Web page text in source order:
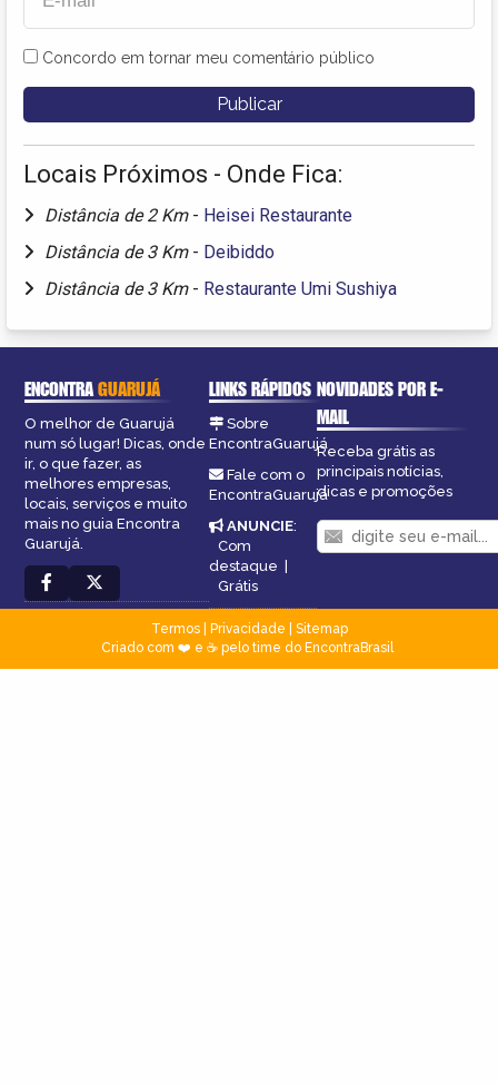
Concordo em tornar meu comentário público
Locais Próximos - Onde Fica:
Distância de 2 Km - Heisei Restaurante
Distância de 3 Km - Deibiddo
Distância de 3 Km - Restaurante Umi Sushiya
ENCONTRAGUARUJÁ
O melhor de Guarujá
num só lugar! Dicas, onde
ir, o que fazer, as
melhores empresas,
locais, serviços e muito
mais no guia Encontra
Guarujá.
LINKS RÁPIDOS
Sobre
EncontraGuarujá
Fale com o
EncontraGuarujá
ANUNCIE:
Com
destaque |
Grátis
NOVIDADES POR E-
MAIL
Receba grátis as
principais notícias,
dicas e promoções
Termos| Privacidade
Sitemap
Criado com ❤️ e ☕ pelo time do EncontraBrasil